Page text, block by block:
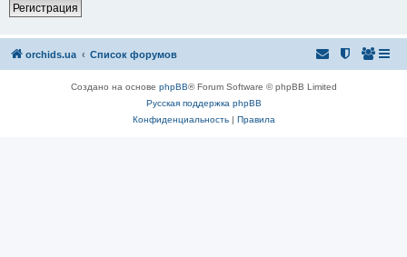
Регистрация
orchids.ua Список форумов
Создано на основе phpBB® Forum Software © phpBB Limited
Русская поддержка phpBB
Конфиденциальность| Правила